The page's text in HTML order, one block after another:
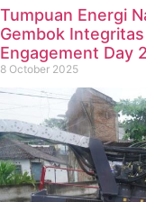
Tumpuan Energi
Gembok
Engagement Day
8 October 2025